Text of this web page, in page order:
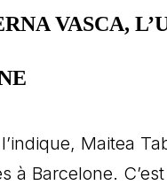
VASCA,
Maitea
à Barcelone.